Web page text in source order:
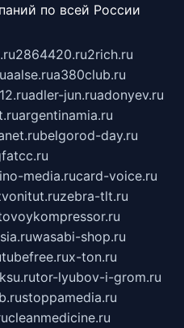
по всей России
2864420.ru2rich.ru
aalse.rua380club.ru
adler-jun.ruadonyev.ru
argentinamia.ru
belgorod-day.ru
media.rucard-voice.ru
zebra-tlt.ru
wasabi-shop.ru
x-ton.ru
tor-lyubov-i-grom.ru
stoppamedia.ru
cleanmedicine.ru